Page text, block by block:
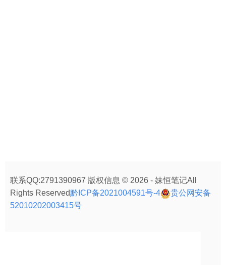
联系QQ:2791390967 版权信息 © 2026 - 妹恒笔记All
Rights Reserved黔ICP备2021004591号-4
贵公网安备
52010202003415号